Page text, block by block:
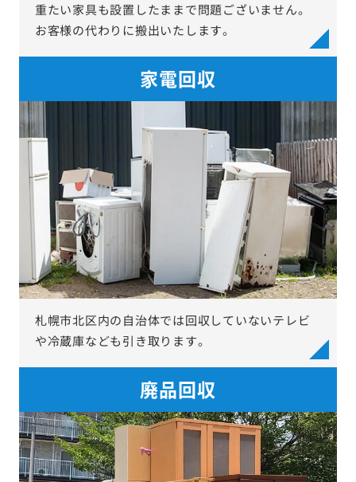
重たい家具も設置したままで問題ございません。
お客様の代わりに搬出いたします。
家電回収
札幌市北区内の自治体では回収していないテレビ
や冷蔵庫なども引き取ります。
廃品回収